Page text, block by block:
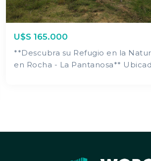
U$S 165.000
**Descubra su Refugio en la
en Rocha - La Pantanosa**